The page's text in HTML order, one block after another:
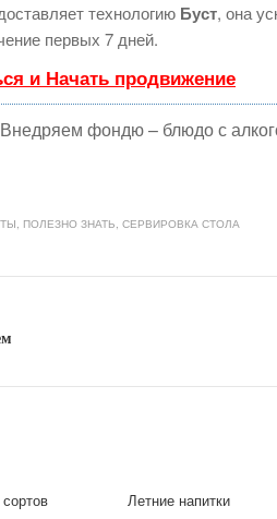
технологию Буст, она
первых 7 дней.
и Начать продвижение
Внедряем фондю – блюдо с
, ПОЛЕЗНО ЗНАТЬ, СЕРВИРОВКА СТОЛА
Летние напитки